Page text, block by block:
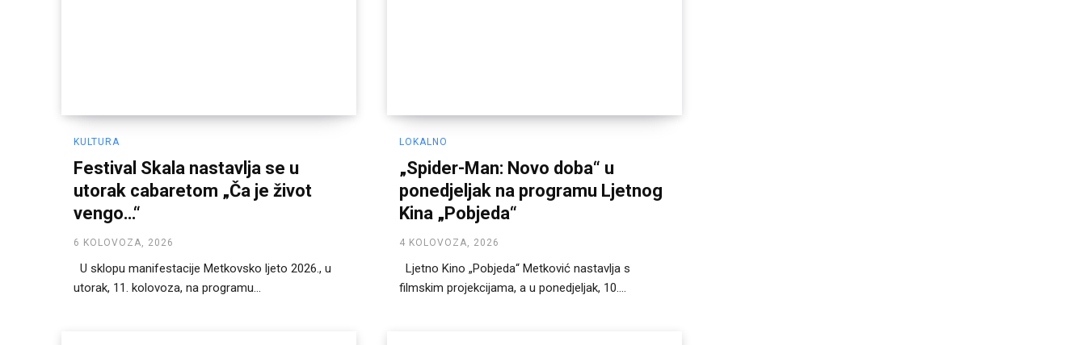
KULTURA
Festival Skala nastavlja se u
utorak cabaretom „Ča je život
vengo…“
6 KOLOVOZA, 2026
utorak, 11. kolovoza, na programu...
LOKALNO
„Spider-Man: Novo doba“ u
ponedjeljak na programu Ljetnog
Kina „Pobjeda“
4 KOLOVOZA, 2026
Ljetno Kino „Pobjeda“ Metković nastavlja s
filmskim projekcijama, a u ponedjeljak, 10....